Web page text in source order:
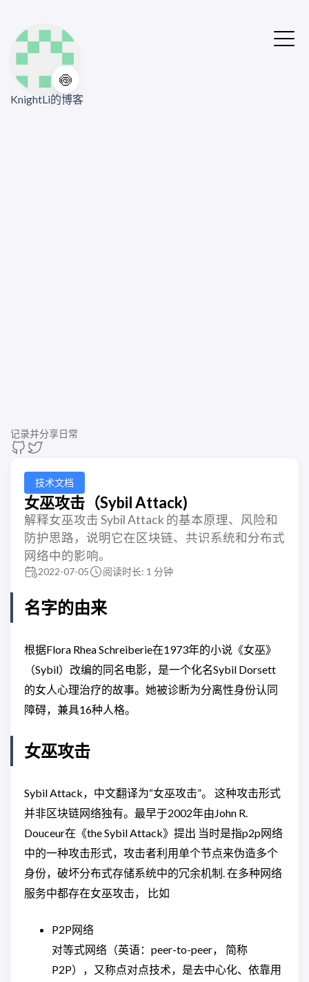
🍥
KnightLi的博客
记录并分享日常
技术文档
女巫攻击（Sybil Attack)
解释女巫攻击 Sybil Attack 的基本原理、风险和
防护思路，说明它在区块链、共识系统和分布式
网络中的影响。
2022-07-05 阅读时长: 1 分钟
名字的由来
根据Flora Rhea Schreiberie在1973年的小说《女巫》
（Sybil）改编的同名电影，是一个化名Sybil Dorsett
的女人心理治疗的故事。她被诊断为分离性身份认同
障碍，兼具16种人格。
女巫攻击
Sybil Attack，中文翻译为“女巫攻击”。 这种攻击形式
并非区块链网络独有。最早于2002年由John R.
Douceur在《the Sybil Attack》提出 当时是指p2p网络
中的一种攻击形式，攻击者利用单个节点来伪造多个
身份，破坏分布式存储系统中的冗余机制. 在多种网络
服务中都存在女巫攻击， 比如
P2P网络
对等式网络（英语：peer-to-peer， 简称
P2P），又称点对点技术，是去中心化、依靠用